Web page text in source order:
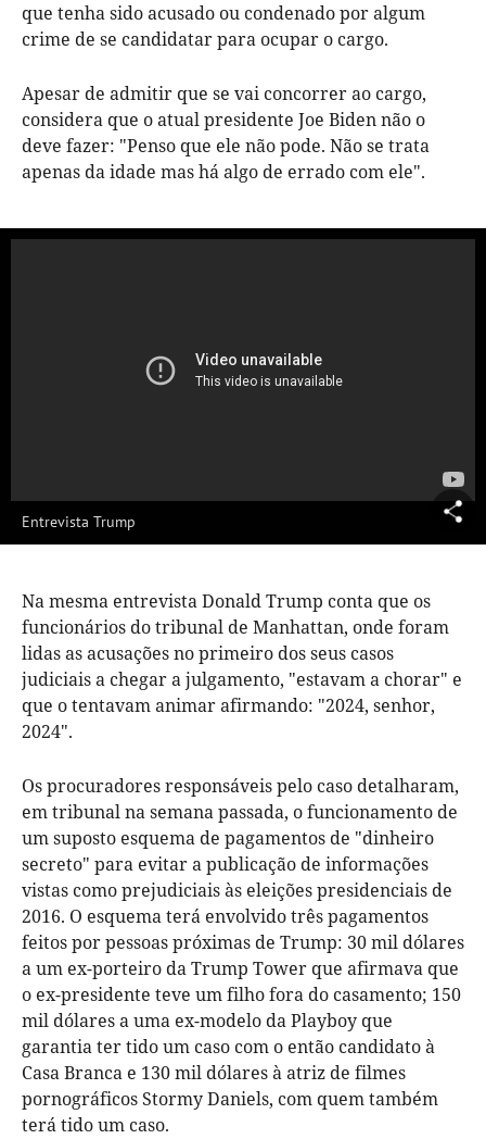
que tenha sido acusado ou condenado por algum
crime de se candidatar para ocupar o cargo.
Apesar de admitir que se vai concorrer ao cargo,
considera que o atual presidente Joe Biden não o
deve fazer: "Penso que ele não pode. Não se trata
apenas da idade mas há algo de errado com ele".
Entrevista Trump
Na mesma entrevista Donald Trump conta que os
funcionários do tribunal de Manhattan, onde foram
lidas as acusações no primeiro dos seus casos
judiciais a chegar a julgamento, "estavam a chorar" e
que o tentavam animar afirmando: "2024, senhor,
2024".
Os procuradores responsáveis pelo caso detalharam,
em tribunal na semana passada, o funcionamento de
um suposto esquema de pagamentos de "dinheiro
secreto" para evitar a publicação de informações
vistas como prejudiciais às eleições presidenciais de
2016. O esquema terá envolvido três pagamentos
feitos por pessoas próximas de Trump: 30 mil dólares
a um ex-porteiro da Trump Tower que afirmava que
o ex-presidente teve um filho fora do casamento; 150
mil dólares a uma ex-modelo da Playboy que
garantia ter tido um caso com o então candidato à
Casa Branca e 130 mil dólares à atriz de filmes
pornográficos Stormy Daniels, com quem também
terá tido um caso.